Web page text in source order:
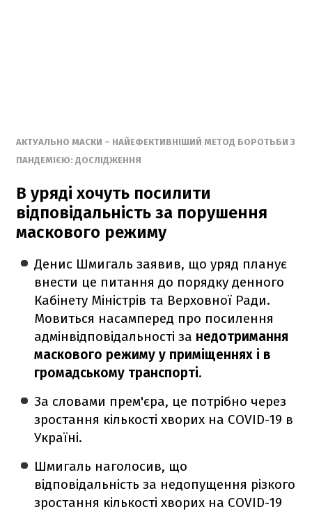
АКТУАЛЬНО МАСКИ – НАЙЕФЕКТИВНІШИЙ МЕТОД БОРОТЬБИ З
ПАНДЕМІЄЮ: ДОСЛІДЖЕННЯ
В уряді хочуть посилити
відповідальність за порушення
маскового режиму
Денис Шмигаль заявив, що уряд планує
внести це питання до порядку денного
Кабінету Міністрів та Верховної Ради.
Мовиться насамперед про посилення
адмінвідповідальності за недотримання
маскового режиму у приміщеннях і в
громадському транспорті.
За словами прем'єра, це потрібно через
зростання кількості хворих на COVID-19 в
Україні.
Шмигаль наголосив, що
відповідальність за недопущення різкого
зростання кількості хворих на COVID-19